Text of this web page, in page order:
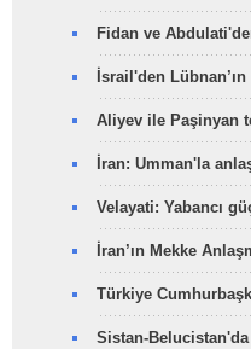
Fidan ve
İsrail'den
Aliyev ile Paşinyan
İran: Umman'la
Velayati: Yabancı
İran’ın Mekke
Türkiye
Sistan-Belucistan'da